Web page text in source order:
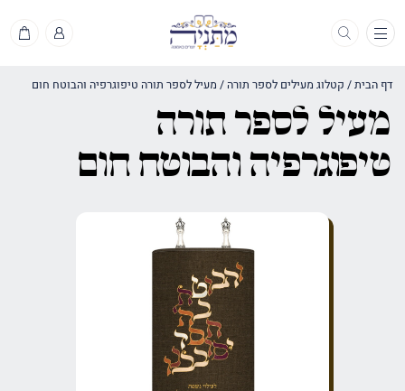
תפריט
דף הבית/ קטלוג מעילים לספר תורה / מעיל לספר תורה טיפוגרפיה והבוטח חום
מעיל לספר תורה
טיפוגרפיה והבוטח חום